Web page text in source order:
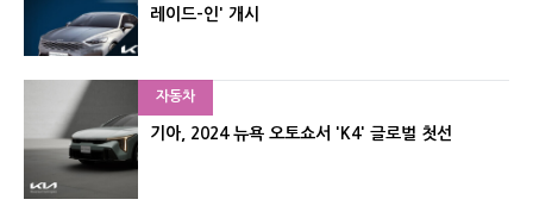
레이드-인' 개시
자동차
기아, 2024 뉴욕 오토쇼서 'K4' 글로벌 첫선